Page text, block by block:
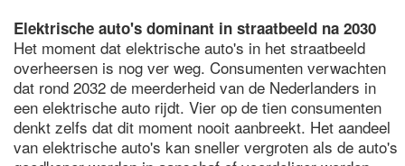
Elektrische auto's dominant in straatbeeld na 2030
Het moment dat elektrische auto's in het straatbeeld
overheersen is nog ver weg. Consumenten verwachten
dat rond 2032 de meerderheid van de Nederlanders in
een elektrische auto rijdt. Vier op de tien consumenten
denkt zelfs dat dit moment nooit aanbreekt. Het aandeel
van elektrische auto's kan sneller vergroten als de auto's